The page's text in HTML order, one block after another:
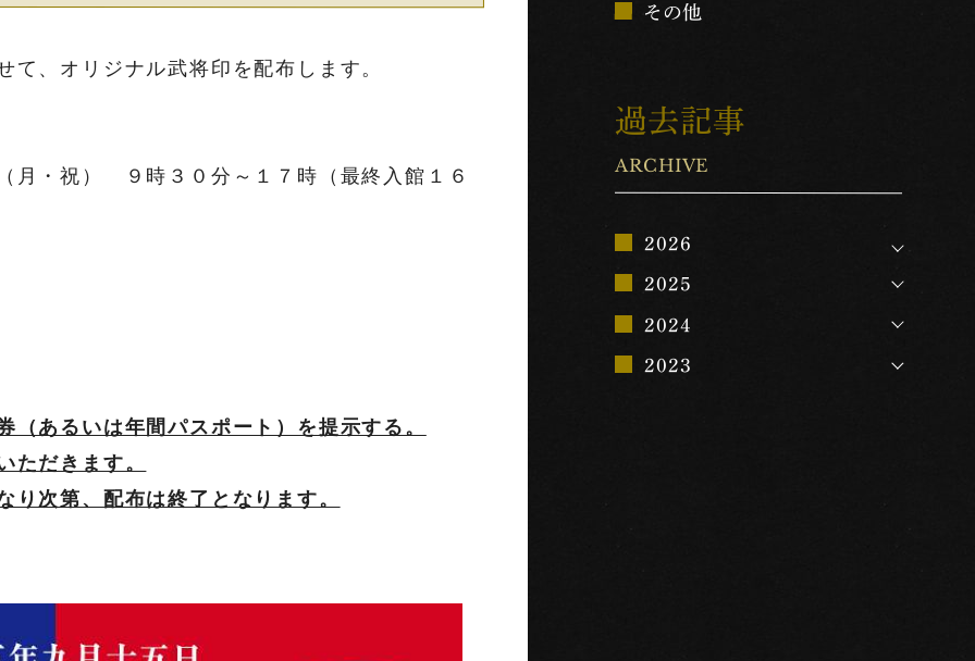
、オリジナル武将印を配布します。
・祝） ９時３０分～１７時（最終入館１６
あるいは年間パスポート）を提示する。
だきます。
次第、配布は終了となります。
その他
過去記事
ARCHIVE
2026
2025
2024
2023